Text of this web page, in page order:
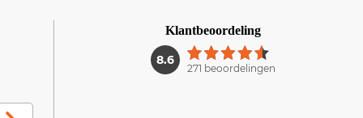
Klantbeoordeling
8.6 1
271 beoordelingen